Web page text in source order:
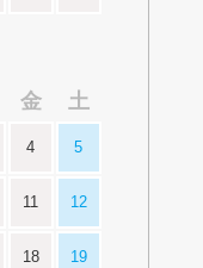
金 土
4 5
11 12
18 19